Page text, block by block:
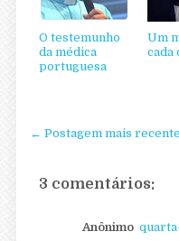
O testemunho
da médica
portuguesa
Um
cada
← Postagem mais recente
3 comentários:
Anônimo